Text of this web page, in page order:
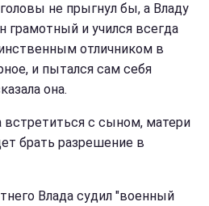
не прыгнул бы, а Владу
грамотный и учился всегда
отличником в
и пытался сам себя
она.
встретиться с сыном, матери
брать разрешение в
Влада судил "военный